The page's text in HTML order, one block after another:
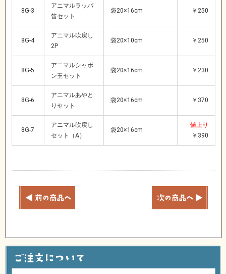
8G-3
アニマルラッパ
笛セット
袋20×16cm ￥250
8G-4
アニマル吹戻し
2P
袋20×10cm ￥250
8G-5
アニマルシャボ
ン玉セット
袋20×16cm ￥230
8G-6
アニマルあやと
りセット
袋20×16cm ￥370
8G-7
アニマル吹戻し
セット（A）
袋20×16cm
値上り
￥390